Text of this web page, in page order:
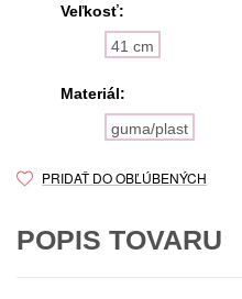
Veľkosť:
41 cm
Materiál:
guma/plast
PRIDAŤ DO OBĽÚBENÝCH
POPIS TOVARU